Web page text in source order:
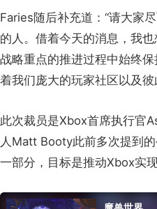
Faries随后补充道：“请大家
的人。借着今天的消息，我
战略重点的推进过程中始终
着我们庞大的玩家社区以及彼
此次裁员是Xbox首席执行官
人Matt Booty此前多次提到
一部分，目标是推动Xbox实